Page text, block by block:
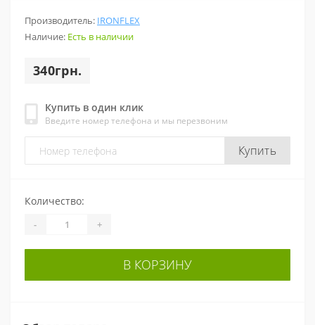
Производитель: IRONFLEX
Наличие: Есть в наличии
340грн.
Купить в один клик
Введите номер телефона и мы перезвоним
Купить
Количество:
- +
В КОРЗИНУ